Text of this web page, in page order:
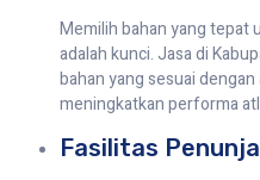
Memilih bahan yang tepat
adalah kunci. Jasa di
bahan yang sesuai
meningkatkan performa
Fasilitas